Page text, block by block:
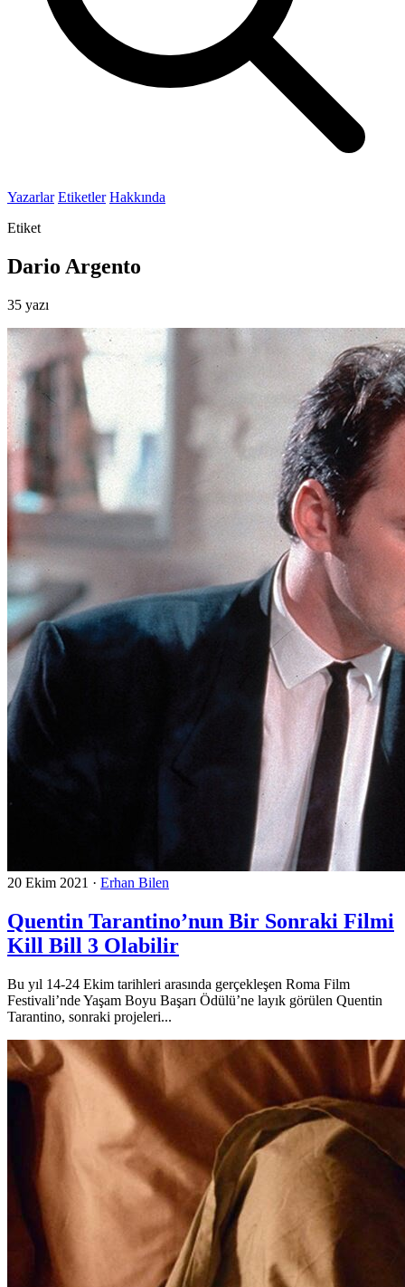
Yazarlar Etiketler Hakkında
Etiket
Dario Argento
35 yazı
20 Ekim 2021 · Erhan Bilen
Quentin Tarantino’nun Bir Sonraki Filmi
Kill Bill 3 Olabilir
Bu yıl 14-24 Ekim tarihleri arasında gerçekleşen Roma Film
Festivali’nde Yaşam Boyu Başarı Ödülü’ne layık görülen Quentin
Tarantino, sonraki projeleri...